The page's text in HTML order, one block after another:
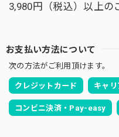
3,980円（税込）以上の
お支払い方法について
次の方法がご利用頂けます。
クレジットカード キャリ
コンビニ決済・Pay-easy